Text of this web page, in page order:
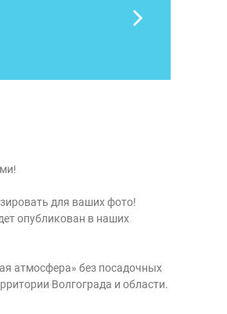
для ваших фото!
опубликован в наших
атмосфера» без посадочных
Волгограда и области.